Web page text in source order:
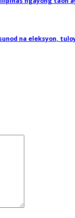
na eleksyon,